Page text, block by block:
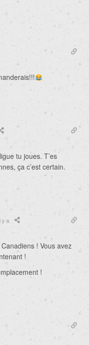
tu joues. T’es
ça c’est certain.
y a
! Vous avez
!
!